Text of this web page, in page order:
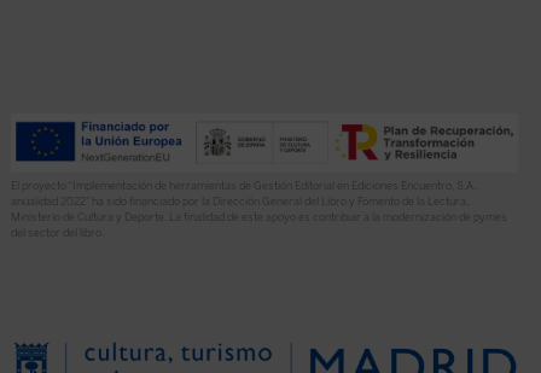
El proyecto “Implementación de herramientas de Gestión Editorial en Ediciones Encuentro, S.A.
anualidad 2022” ha sido financiado por la Dirección General del Libro y Fomento de la Lectura,
Ministerio de Cultura y Deporte. La finalidad de este apoyo es contribuir a la modernización de pymes
del sector del libro.